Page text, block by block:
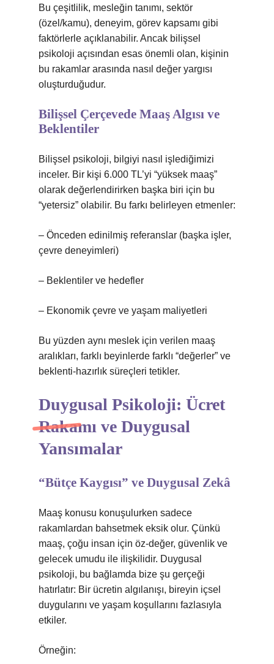
Bu çeşitlilik, mesleğin tanımı, sektör
(özel/kamu), deneyim, görev kapsamı gibi
faktörlerle açıklanabilir. Ancak bilişsel
psikoloji açısından esas önemli olan, kişinin
bu rakamlar arasında nasıl değer yargısı
oluşturduğudur.
Bilişsel Çerçevede Maaş Algısı ve
Beklentiler
Bilişsel psikoloji, bilgiyi nasıl işlediğimizi
inceler. Bir kişi 6.000 TL’yi “yüksek maaş”
olarak değerlendirirken başka biri için bu
“yetersiz” olabilir. Bu farkı belirleyen etmenler:
– Önceden edinilmiş referanslar (başka işler,
çevre deneyimleri)
– Beklentiler ve hedefler
– Ekonomik çevre ve yaşam maliyetleri
Bu yüzden aynı meslek için verilen maaş
aralıkları, farklı beyinlerde farklı “değerler” ve
beklenti-hazırlık süreçleri tetikler.
Duygusal Psikoloji: Ücret
Rakamı ve Duygusal
Yansımalar
“Bütçe Kaygısı” ve Duygusal Zekâ
Maaş konusu konuşulurken sadece
rakamlardan bahsetmek eksik olur. Çünkü
maaş, çoğu insan için öz-değer, güvenlik ve
gelecek umudu ile ilişkilidir. Duygusal
psikoloji, bu bağlamda bize şu gerçeği
hatırlatır: Bir ücretin algılanışı, bireyin içsel
duygularını ve yaşam koşullarını fazlasıyla
etkiler.
Örneğin: